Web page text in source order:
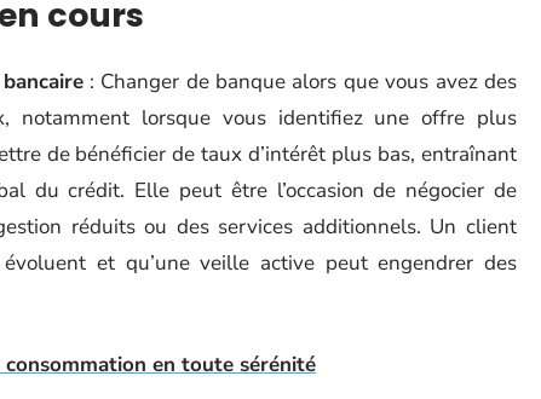
cours
: Changer de banque alors que vous avez des
notamment lorsque vous identifiez une offre plus
de bénéficier de taux d’intérêt plus bas, entraînant
du crédit. Elle peut être l’occasion de négocier de
réduits ou des services additionnels. Un client
et qu’une veille active peut engendrer des
en toute sérénité